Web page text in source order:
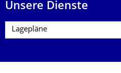
Unsere Dienste